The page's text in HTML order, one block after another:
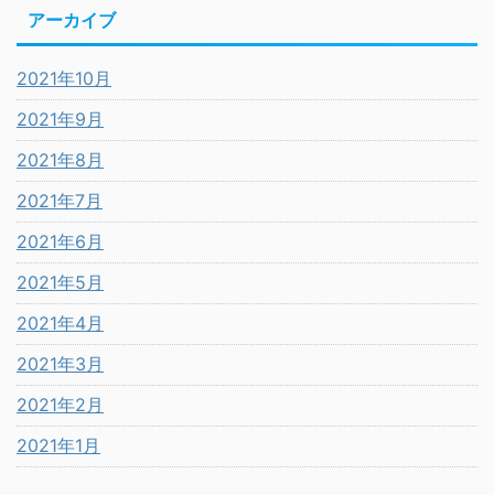
アーカイブ
2021年10月
2021年9月
2021年8月
2021年7月
2021年6月
2021年5月
2021年4月
2021年3月
2021年2月
2021年1月